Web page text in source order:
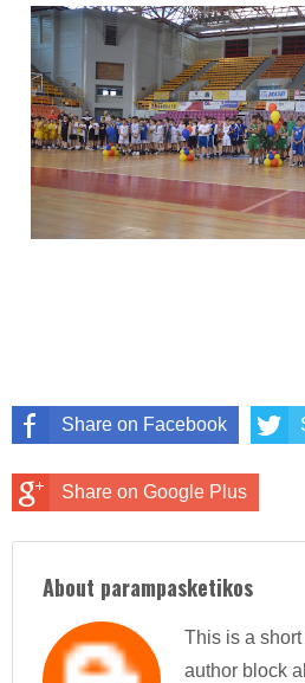
Share on Facebook
Share on Google Plus
About parampasketikos
This is a
author block